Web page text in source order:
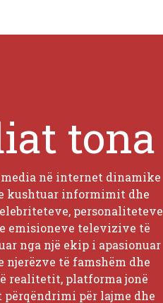
tona
në internet dinamike
kushtuar informimit dhe
personaliteteve
emisioneve televizive të
nga një ekip i apasionuar
njerëzve të famshëm dhe
realitetit, platforma jonë
përqëndrimi për lajme dhe